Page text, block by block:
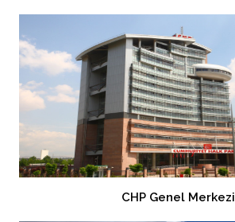
CHP Genel Merkezi